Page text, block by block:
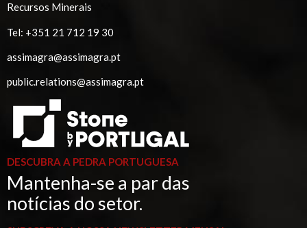
Recursos Minerais
Tel: +351 21 712 19 30
assimagra@assimagra.pt
public.relations@assimagra.pt
DESCUBRA A PEDRA PORTUGUESA
Mantenha-se a par das
notícias do setor.